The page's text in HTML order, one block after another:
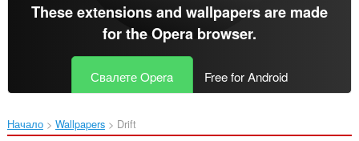
These extensions and wallpapers are made
for theOpera browser.
Свалете Opera Free for Android
Начало Wallpapers Drift‎